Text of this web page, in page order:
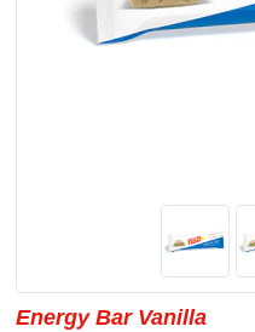
Energy Bar Vanilla